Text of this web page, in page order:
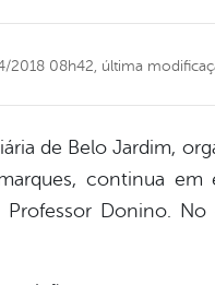
2018 08h42, última
de Belo Jardim,
continua
Donino.